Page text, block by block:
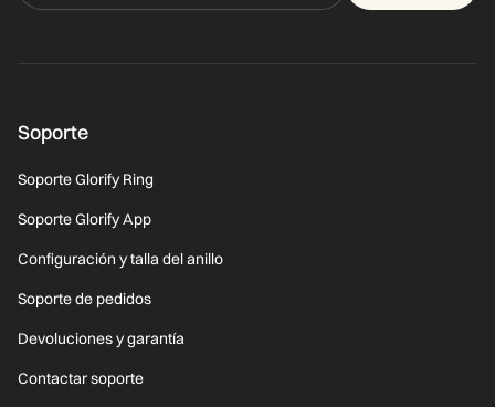
Soporte
Soporte Glorify Ring
Soporte Glorify App
Configuración y talla del anillo
Soporte de pedidos
Devoluciones y garantía
Contactar soporte